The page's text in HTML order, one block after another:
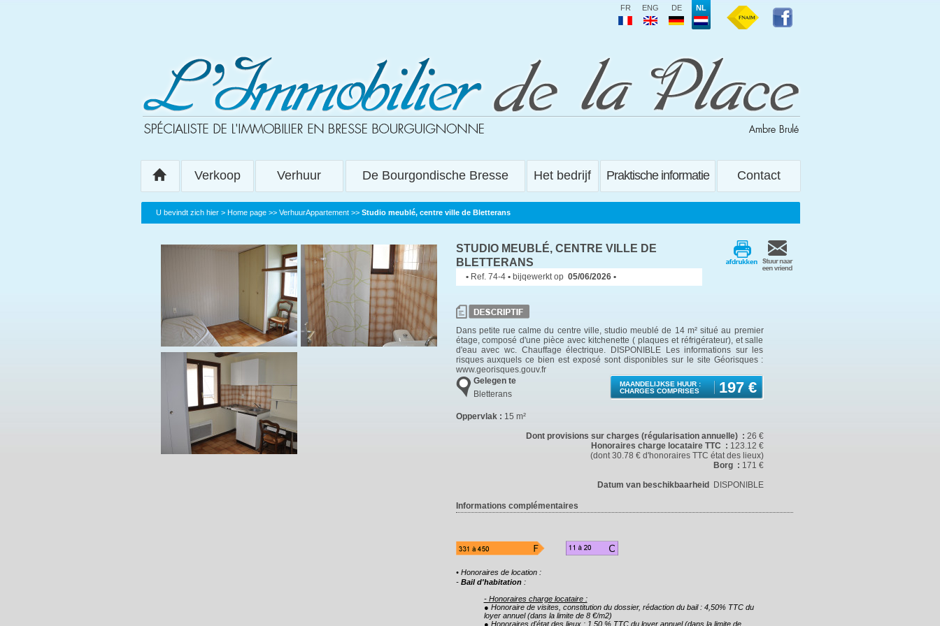
FR ENG DE NL
Verkoop Verhuur De Bourgondische Bresse Het bedrijf Praktische informatie Contact
U bevindt zich hier > Home page>> VerhuurAppartement>> Studio meublé, centre ville de Bletterans
STUDIO MEUBLÉ, CENTRE VILLE DE
BLETTERANS
•Ref. 74-4 •bijqewerkt op 05/06/2026 •
Dans petite rue calme du centre ville, studio meublé de 14 m² situé au premier
étage, composé d'une pièce avec kitchenette ( plaques et réfrigérateur), et salle
d'eau avec wc. Chauffage électrique. DISPONIBLE Les informations sur les
risques auxquels ce bien est exposé sont disponibles sur le site Géorisques :
www.georisques.gouv.fr
Gelegen te
Bletterans
MAANDELIJKSE HUUR :
CHARGES COMPRISES
197 €
Oppervlak : 15 m²
Dont provisions sur charges (régularisation annuelle) : 26 €
Honoraires charge locataire TTC : 123.12 €
(dont 30.78 € d'honoraires TTC état des lieux)
Borg : 171 €
Datum van beschikbaarheid
DISPONIBLE
Informations complémentaires
• Honoraires de location :
- Bail d'habitation:
- Honoraires charge locataire :
● Honoraire de visites, constitution du dossier, rédaction du bail : 4,50% TTC du
loyer annuel (dans la limite de 8 €/m2)
● Honoraires d'état des lieux : 1,50 % TTC du loyer annuel (dans la limite de